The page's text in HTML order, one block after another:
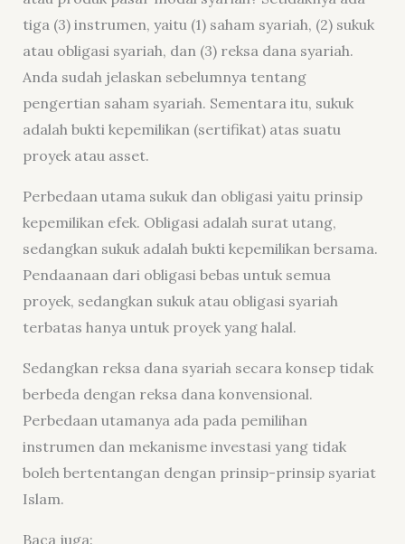
tiga (3) instrumen, yaitu (1) saham syariah, (2) sukuk
atau obligasi syariah, dan (3) reksa dana syariah.
Anda sudah jelaskan sebelumnya tentang
pengertian saham syariah. Sementara itu, sukuk
adalah bukti kepemilikan (sertifikat) atas suatu
proyek atau asset.
Perbedaan utama sukuk dan obligasi yaitu prinsip
kepemilikan efek. Obligasi adalah surat utang,
sedangkan sukuk adalah bukti kepemilikan bersama.
Pendaanaan dari obligasi bebas untuk semua
proyek, sedangkan sukuk atau obligasi syariah
terbatas hanya untuk proyek yang halal.
Sedangkan reksa dana syariah secara konsep tidak
berbeda dengan reksa dana konvensional.
Perbedaan utamanya ada pada pemilihan
instrumen dan mekanisme investasi yang tidak
boleh bertentangan dengan prinsip-prinsip syariat
Islam.
Baca juga: